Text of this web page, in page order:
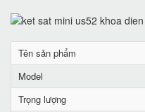
Tên sản phẩm
Model
Trọng lượng